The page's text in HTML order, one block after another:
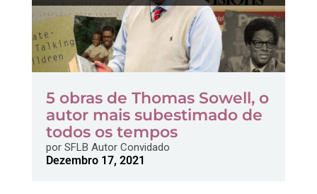
5 obras de Thomas Sowell, o
autor mais subestimado de
todos os tempos
porSFLB Autor Convidado
Dezembro 17, 2021